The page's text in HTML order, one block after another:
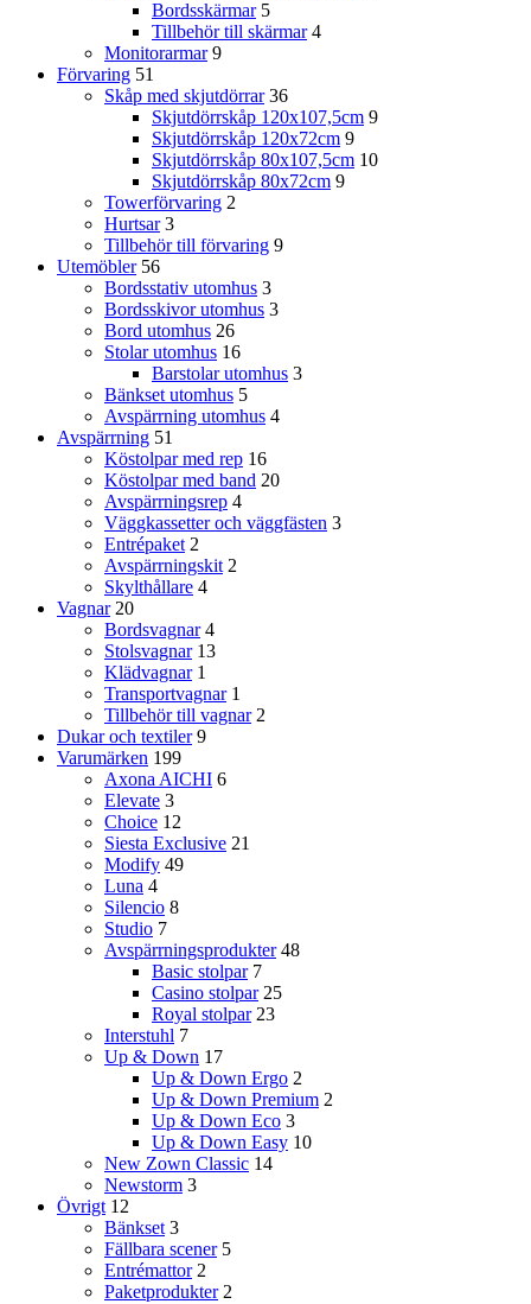
Bordsskärmar 5
Tillbehör till skärmar 4
Monitorarmar 9
Förvaring 51
Skåp med skjutdörrar 36
Skjutdörrskåp 120x107,5cm 9
Skjutdörrskåp 120x72cm 9
Skjutdörrskåp 80x107,5cm 10
Skjutdörrskåp 80x72cm 9
Towerförvaring 2
Hurtsar 3
Tillbehör till förvaring 9
Utemöbler 56
Bordsstativ utomhus 3
Bordsskivor utomhus 3
Bord utomhus 26
Stolar utomhus 16
Barstolar utomhus 3
Bänkset utomhus 5
Avspärrning utomhus 4
Avspärrning 51
Köstolpar med rep 16
Köstolpar med band 20
Avspärrningsrep 4
Väggkassetter och väggfästen 3
Entrépaket 2
Avspärrningskit 2
Skylthållare 4
Vagnar 20
Bordsvagnar 4
Stolsvagnar 13
Klädvagnar 1
Transportvagnar 1
Tillbehör till vagnar 2
Dukar och textiler 9
Varumärken 199
Axona AICHI 6
Elevate 3
Choice 12
Siesta Exclusive 21
Modify 49
Luna 4
Silencio 8
Studio 7
Avspärrningsprodukter 48
Basic stolpar 7
Casino stolpar 25
Royal stolpar 23
Interstuhl 7
Up & Down 17
Up & Down Ergo 2
Up & Down Premium 2
Up & Down Eco 3
Up & Down Easy 10
New Zown Classic 14
Newstorm 3
Övrigt 12
Bänkset 3
Fällbara scener 5
Entrémattor 2
Paketprodukter 2